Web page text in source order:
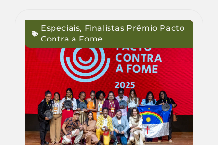
Especiais, Finalistas Prêmio Pacto
Contra a Fome